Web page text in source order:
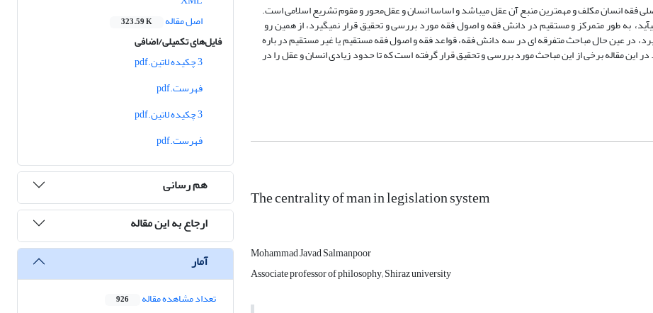
دانش فقه مبتنی بر نوعی انسان‎شناسی و عقل شناسی است، زیرا موضوع اصلی فقه انسان مکلف و مهم‎ترین منبع آن عقل می‎باشد و اساسا انسان و عقل‌محور و مقوم تشریع اسلامی است.
اما از آنجا که شناخت انسان و عقل بحثی کلامی و از مبادی فقه به حساب می‎آید، به طور متمرکز و مستقیم در دانش فقه و اصول فقه مورد بررسی و تحقیق قرار نمی‎گیرد، از همین رو
عین حال مباحث متفرقه ای در سه دانش فقه، قواعد فقه و اصول فقه مستقیم یا غیر مستقیم در باره
مقاله برخی از این مباحث مورد بررسی و تحقیق قرار گرفته است که تا حدود زیادی انسان و عقل را در
The centrality of man in legislation system
Mohammad Javad Salmanpoor
Associate professor of philosophy; Shiraz university
اصل مقاله
323.59 K
فایل‌های تکمیلی/اضافی
3 چکیده لاتین.pdf
فهرست.pdf
3 چکیده لاتین.pdf
فهرست.pdf
هم رسانی
ارجاع به این مقاله
آمار
تعداد مشاهده مقاله 926